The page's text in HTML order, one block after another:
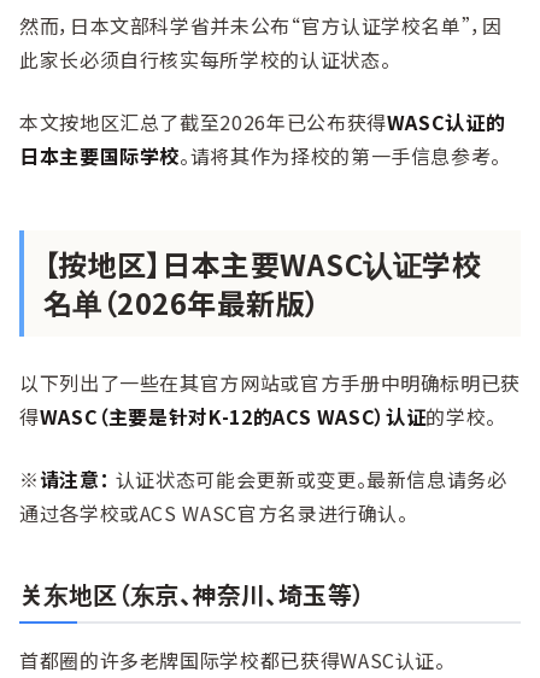
然而，日本文部科学省并未公布“官方认证学校名单”，因
此家长必须自行核实每所学校的认证状态。
本文按地区汇总了截至2026年已公布获得WASC认证的
日本主要国际学校。请将其作为择校的第一手信息参考。
【按地区】日本主要WASC认证学校
名单（2026年最新版）
以下列出了一些在其官方网站或官方手册中明确标明已获
得WASC（主要是针对K-12的ACS WASC）认证的学校。
※请注意： 认证状态可能会更新或变更。最新信息请务必
通过各学校或ACS WASC官方名录进行确认。
关东地区（东京、神奈川、埼玉等）
首都圈的许多老牌国际学校都已获得WASC认证。